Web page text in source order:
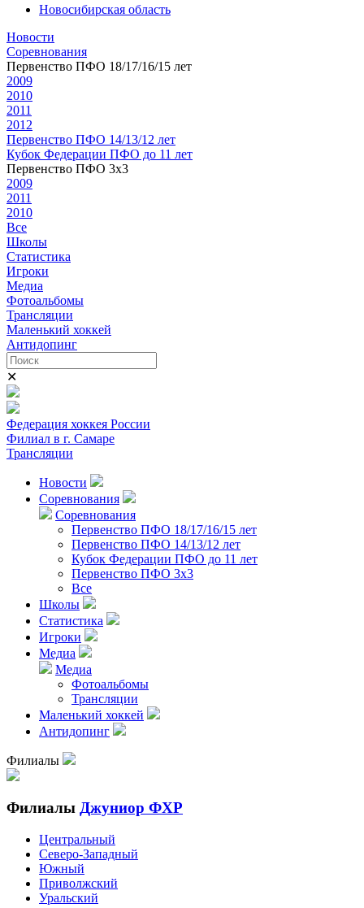
Новосибирская область
Новости
Соревнования
Первенство ПФО 18/17/16/15 лет
2009
2010
2011
2012
Первенство ПФО 14/13/12 лет
Кубок Федерации ПФО до 11 лет
Первенство ПФО 3х3
2009
2011
2010
Все
Школы
Статистика
Игроки
Медиа
Фотоальбомы
Трансляции
Маленький хоккей
Антидопинг
✕
Федерация хоккея России
Филиал в г. Самаре
Трансляции
Новости
Соревнования
Соревнования
Первенство ПФО 18/17/16/15 лет
Первенство ПФО 14/13/12 лет
Кубок Федерации ПФО до 11 лет
Первенство ПФО 3х3
Все
Школы
Статистика
Игроки
Медиа
Медиа
Фотоальбомы
Трансляции
Маленький хоккей
Антидопинг
Филиалы
Филиалы Джуниор ФХР
Центральный
Северо-Западный
Южный
Приволжский
Уральский